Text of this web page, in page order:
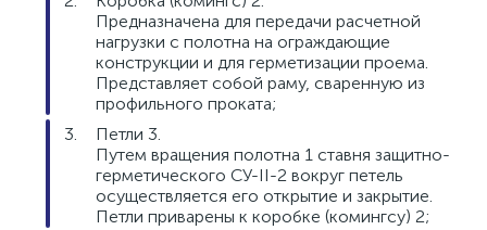
Предназначена для передачи расчетной
нагрузки с полотна на ограждающие
конструкции и для герметизации проема.
Представляет собой раму, сваренную из
профильного проката;
Петли 3.
Путем вращения полотна 1 ставня защитно-
герметического СУ-II-2 вокруг петель
осуществляется его открытие и закрытие.
Петли приварены к коробке (комингсу) 2;